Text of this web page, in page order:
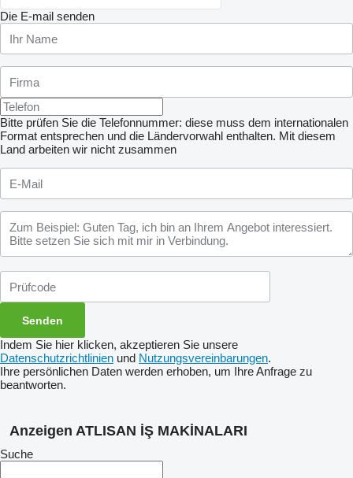
Die E-mail senden
Bitte prüfen Sie die Telefonnummer: diese muss dem internationalen
Format entsprechen und die Ländervorwahl enthalten. Mit diesem
Land arbeiten wir nicht zusammen
Indem Sie hier klicken, akzeptieren Sie unsere
Datenschutzrichtlinien und Nutzungsvereinbarungen.
Ihre persönlichen Daten werden erhoben, um Ihre Anfrage zu
beantworten.
Anzeigen ATLISAN İŞ MAKİNALARI
Suche